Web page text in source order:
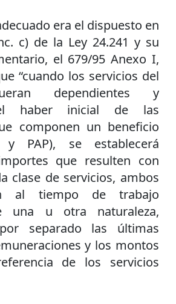
era el dispuesto en
c) de la Ley 24.241 y su
el 679/95 Anexo I,
“cuando los servicios del
dependientes y
haber inicial de las
componen un beneficio
y PAP), se establecerá
que resulten con
clase de servicios, ambos
al tiempo de trabajo
una u otra naturaleza,
separado las últimas
y los montos
de los servicios